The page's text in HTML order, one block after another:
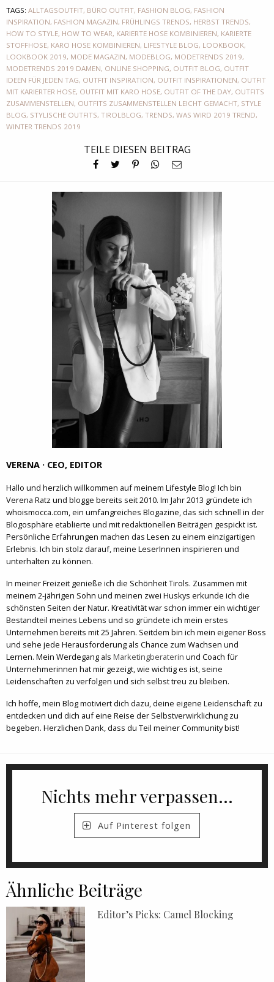
TAGS: ALLTAGSOUTFIT, BÜRO OUTFIT, FASHION BLOG, FASHION
INSPIRATION, FASHION MAGAZIN, FRÜHLINGS TRENDS, HERBST TRENDS,
HOW TO STYLE, HOW TO WEAR, KARIERTE HOSE KOMBINIEREN, KARIERTE
STOFFHOSE, KARO HOSE KOMBINIEREN, LIFESTYLE BLOG, LOOKBOOK,
LOOKBOOK 2019, MODE MAGAZIN, MODEBLOG, MODETRENDS 2019,
MODETRENDS 2019 DAMEN, ONLINE SHOPPING, OUTFIT BLOG, OUTFIT
IDEEN FÜR JEDEN TAG, OUTFIT INSPIRATION, OUTFIT INSPIRATIONEN, OUTFIT
MIT KARIERTER HOSE, OUTFIT MIT KARO HOSE, OUTFIT OF THE DAY, OUTFITS
ZUSAMMENSTELLEN, OUTFITS ZUSAMMENSTELLEN LEICHT GEMACHT, STYLE
BLOG, STYLISCHE OUTFITS, TIROLBLOG, TRENDS, WAS WIRD 2019 TREND,
WINTER TRENDS 2019
TEILE DIESEN BEITRAG
VERENA · CEO, EDITOR
Hallo und herzlich willkommen auf meinem Lifestyle Blog! Ich bin
Verena Ratz und blogge bereits seit 2010. Im Jahr 2013 gründete ich
whoismocca.com, ein umfangreiches Blogazine, das sich schnell in der
Blogosphäre etablierte und mit redaktionellen Beiträgen gespickt ist.
Persönliche Erfahrungen machen das Lesen zu einem einzigartigen
Erlebnis. Ich bin stolz darauf, meine LeserInnen inspirieren und
unterhalten zu können.
In meiner Freizeit genieße ich die Schönheit Tirols. Zusammen mit
meinem 2-jährigen Sohn und meinen zwei Huskys erkunde ich die
schönsten Seiten der Natur. Kreativität war schon immer ein wichtiger
Bestandteil meines Lebens und so gründete ich mein erstes
Unternehmen bereits mit 25 Jahren. Seitdem bin ich mein eigener Boss
und sehe jede Herausforderung als Chance zum Wachsen und
Lernen. Mein Werdegang als Marketingberaterin und Coach für
Unternehmerinnen hat mir gezeigt, wie wichtig es ist, seine
Leidenschaften zu verfolgen und sich selbst treu zu bleiben.
Ich hoffe, mein Blog motiviert dich dazu, deine eigene Leidenschaft zu
entdecken und dich auf eine Reise der Selbstverwirklichung zu
begeben. Herzlichen Dank, dass du Teil meiner Community bist!
Nichts mehr verpassen...
Auf Pinterest folgen
Ähnliche Beiträge
Editor’s Picks: Camel Blocking